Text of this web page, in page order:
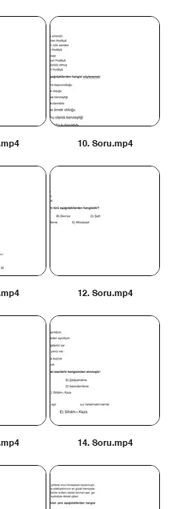
10. Soru.mp4
12. Soru.mp4
14. Soru.mp4